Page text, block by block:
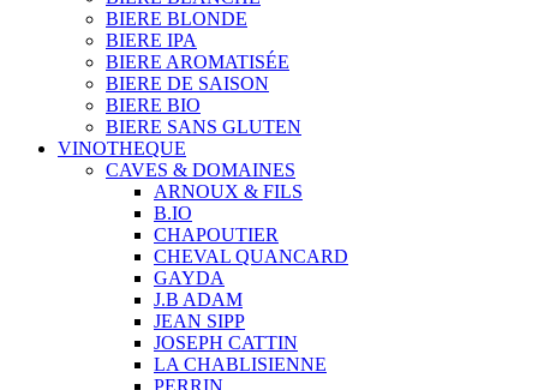
BIERE BLONDE
BIERE IPA
BIERE AROMATISÉE
BIERE DE SAISON
BIERE BIO
BIERE SANS GLUTEN
VINOTHEQUE
CAVES & DOMAINES
ARNOUX & FILS
B.IO
CHAPOUTIER
CHEVAL QUANCARD
GAYDA
J.B ADAM
JEAN SIPP
JOSEPH CATTIN
LA CHABLISIENNE
PERRIN